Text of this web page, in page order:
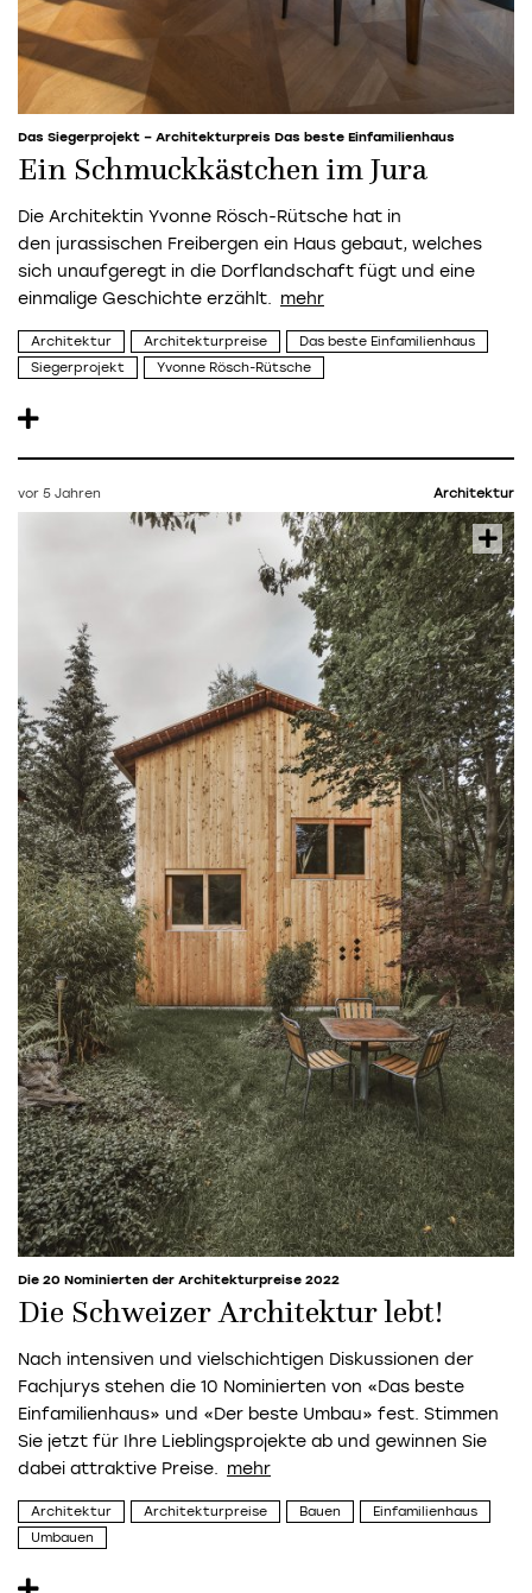
Das Siegerprojekt – Architekturpreis Das beste Einfamilienhaus
Ein Schmuckkästchen im Jura
Die Architektin Yvonne Rösch-Rütsche hat in
den jurassischen Freibergen ein Haus gebaut, welches
sich unaufgeregt in die Dorflandschaft fügt und eine
einmalige Geschichte erzählt.
Architektur Architekturpreise
Das beste Einfamilienhaus
Siegerprojekt
Yvonne Rösch-Rütsche
vor 5 Jahren Architektur
Die 20 Nominierten der Architekturpreise 2022
Die Schweizer Architektur lebt!
Nach intensiven und vielschichtigen Diskussionen der
Fachjurys stehen die 10 Nominierten von «Das beste
Einfamilienhaus» und «Der beste Umbau» fest. Stimmen
Sie jetzt für Ihre Lieblingsprojekte ab und gewinnen Sie
dabei attraktive Preise.
Architektur Architekturpreise Bauen
Einfamilienhaus
Umbauen